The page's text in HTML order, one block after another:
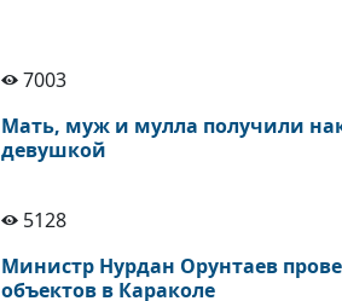
7003
Мать, муж и мулла получили
девушкой
5128
Министр Нурдан Орунтаев
объектов в Караколе